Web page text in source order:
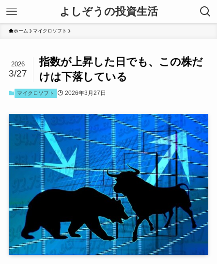
よしぞうの投資生活
ホーム マイクロソフト
指数が上昇した日でも、この株だ
けは下落している
2026
3/27
マイクロソフト 2026年3月27日